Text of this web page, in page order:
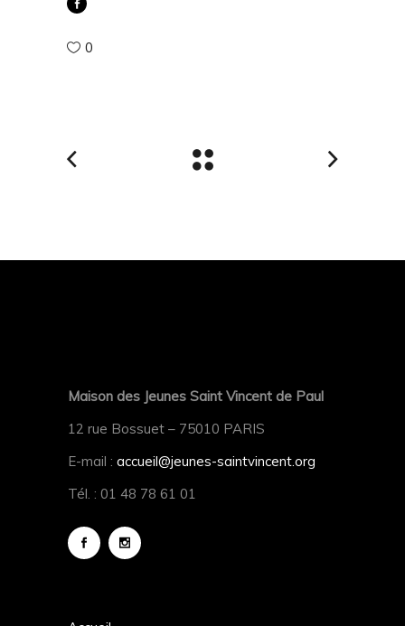
0
Maison des Jeunes Saint Vincent de Paul
12 rue Bossuet – 75010 PARIS
E-mail : accueil@jeunes-saintvincent.org
Tél. : 01 48 78 61 01